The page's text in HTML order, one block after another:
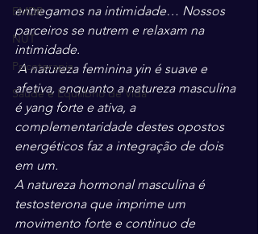
EMDR
NUT
Psicoterapia
Saúde e Equilíbrio de Vida
entregamos na intimidade… Nossos
parceiros se nutrem e relaxam na
intimidade.
A natureza feminina yin é suave e
afetiva, enquanto a natureza masculina
é yang forte e ativa, a
complementaridade destes opostos
energéticos faz a integração de dois
em um.
A natureza hormonal masculina é
testosterona que imprime um
movimento forte e continuo de